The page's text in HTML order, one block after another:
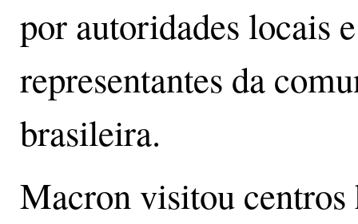
por autoridades locais e
representantes da
brasileira.
Macron visitou